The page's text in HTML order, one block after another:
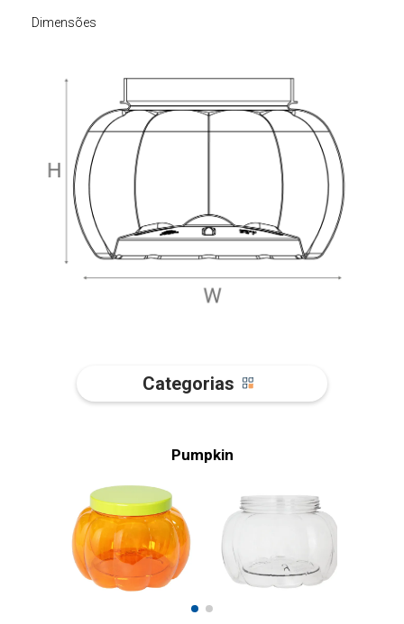
Dimensões
Categorias
Pumpkin